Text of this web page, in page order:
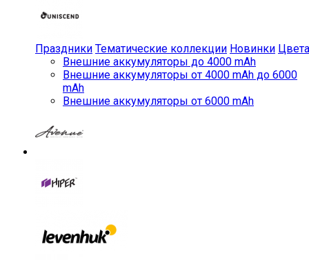
Праздники Тематические коллекции Новинки Цвета
Внешние аккумуляторы до 4000 mAh
Внешние аккумуляторы от 4000 mAh до 6000
mAh
Внешние аккумуляторы от 6000 mAh